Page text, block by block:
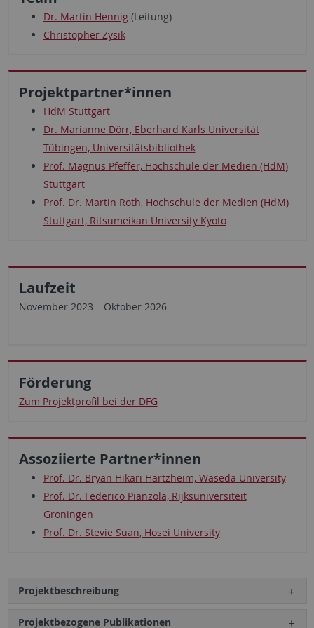
Dr. Martin Hennig(Leitung)
Christopher Zysik
Projektpartner*innen
HdM Stuttgart
Dr. Marianne Dörr, Eberhard Karls Universität
Tübingen, Universitätsbibliothek
Prof. Magnus Pfeffer, Hochschule der Medien (HdM)
Stuttgart
Prof. Dr. Martin Roth, Hochschule der Medien (HdM)
Stuttgart, Ritsumeikan University Kyoto
Laufzeit
November 2023 – Oktober 2026
Förderung
Zum Projektprofil bei der DFG
Assoziierte Partner*innen
Prof. Dr. Bryan Hikari Hartzheim, Waseda University
Prof. Dr. Federico Pianzola, Rijksuniversiteit
Groningen
Prof. Dr. Stevie Suan, Hosei University
Projektbeschreibung
Projektbezogene Publikationen